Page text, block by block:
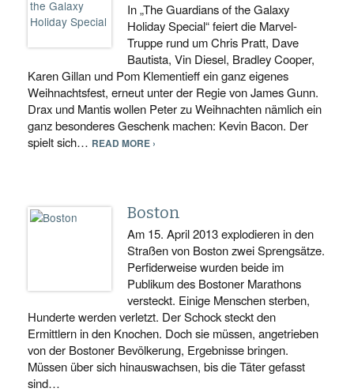
In „The Guardians of the Galaxy
Holiday Special“ feiert die Marvel-
Truppe rund um Chris Pratt, Dave
Bautista, Vin Diesel, Bradley Cooper,
Karen Gillan und Pom Klementieff ein ganz eigenes
Weihnachtsfest, erneut unter der Regie von James Gunn.
Drax und Mantis wollen Peter zu Weihnachten nämlich ein
ganz besonderes Geschenk machen: Kevin Bacon. Der
spielt sich… READ MORE ›
Boston
Am 15. April 2013 explodieren in den
Straßen von Boston zwei Sprengsätze.
Perfiderweise wurden beide im
Publikum des Bostoner Marathons
versteckt. Einige Menschen sterben,
Hunderte werden verletzt. Der Schock steckt den
Ermittlern in den Knochen. Doch sie müssen, angetrieben
von der Bostoner Bevölkerung, Ergebnisse bringen.
Müssen über sich hinauswachsen, bis die Täter gefasst
sind…